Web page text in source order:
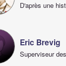
D'après une
Eric Brevig
Superviseur